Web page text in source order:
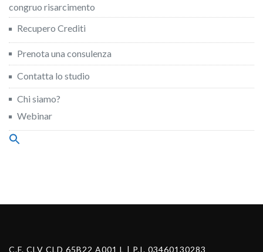
congruo risarcimento
Recupero Crediti
Prenota una consulenza
Contatta lo studio
Chi siamo?
Webinar
Search
C.F. CLV CLD 65B22 A001 L | P.I. 03460130283